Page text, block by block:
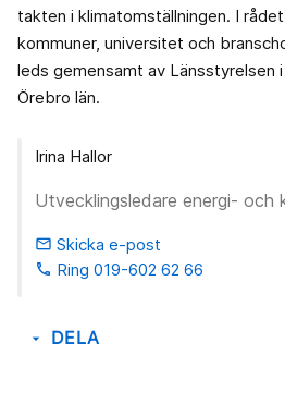
takten i klimatomställningen. I rådet
kommuner, universitet och
leds gemensamt av Länsstyrelsen
Örebro län.
Irina Hallor
Utvecklingsledare energi- och
email Skicka e-post
phone Ring 019-602 62 66
arrow_drop_down DELA